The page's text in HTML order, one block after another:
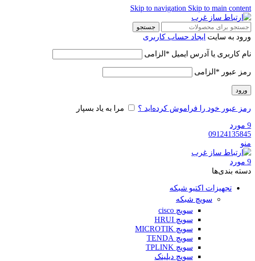
Skip to navigation Skip to main content
جستجو
ورود به سایت ایجاد حساب کاربری
نام کاربری یا آدرس ایمیل * الزامی
رمز عبور * الزامی
ورود
رمز عبور خود را فراموش کرده‌اید ؟ مرا به یاد بسپار
9 مورد
09124135845
منو
9 مورد
دسته‌ بندی‌ها
تجهیزات اکتیو شبکه
سویچ شبکه
سویچ cisco
سویچ HRUI
سویچ MICROTIK
سویچ TENDA
سویچ TPLINK
سویچ دیلینک